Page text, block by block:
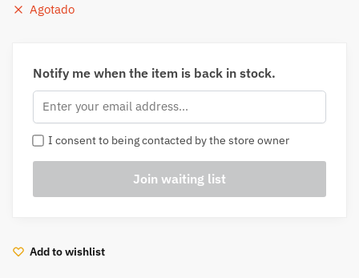
Agotado
Notify me when the item is back in stock.
I consent to being contacted by the store owner
Add to wishlist